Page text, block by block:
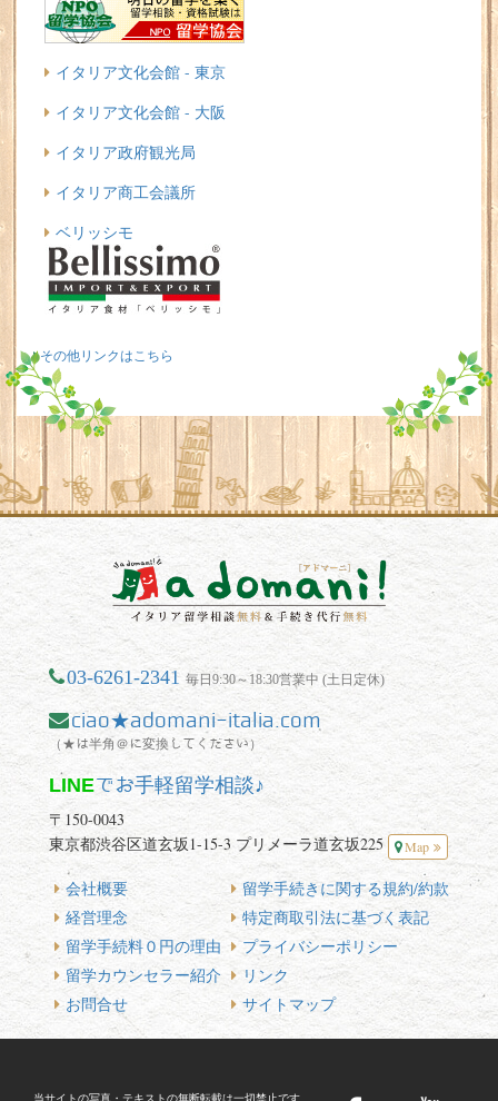
イタリア文化会館 - 東京
イタリア文化会館 - 大阪
イタリア政府観光局
イタリア商工会議所
ベリッシモ
その他リンクはこちら
03-6261-2341 毎日9:30～18:30営業中 (土日定休)
ciao★adomani-italia.com
（★は半角＠に変換してください）
LINEでお手軽留学相談♪
〒150-0043
東京都渋谷区道玄坂1-15-3 プリメーラ道玄坂225
Map
会社概要
経営理念
留学手続料０円の理由
留学カウンセラー紹介
お問合せ
留学手続きに関する規約/約款
特定商取引法に基づく表記
プライバシーポリシー
リンク
サイトマップ
当サイトの写真・テキストの無断転載は一切禁止です